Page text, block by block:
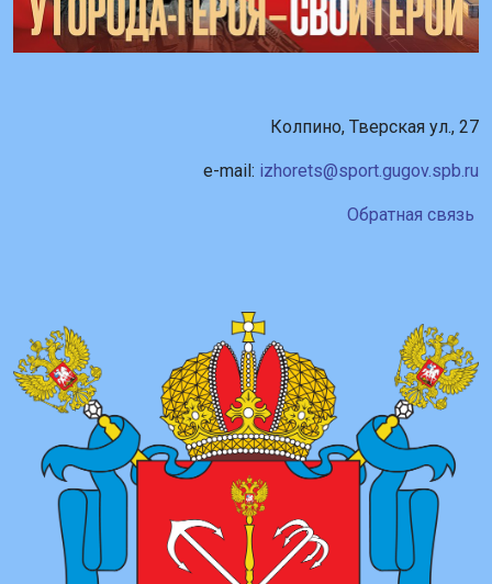
Колпино, Тверская ул., 27
e-mail: izhorets@sport.gugov.spb.ru
Обратная связь